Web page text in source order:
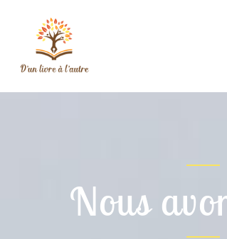
Nous